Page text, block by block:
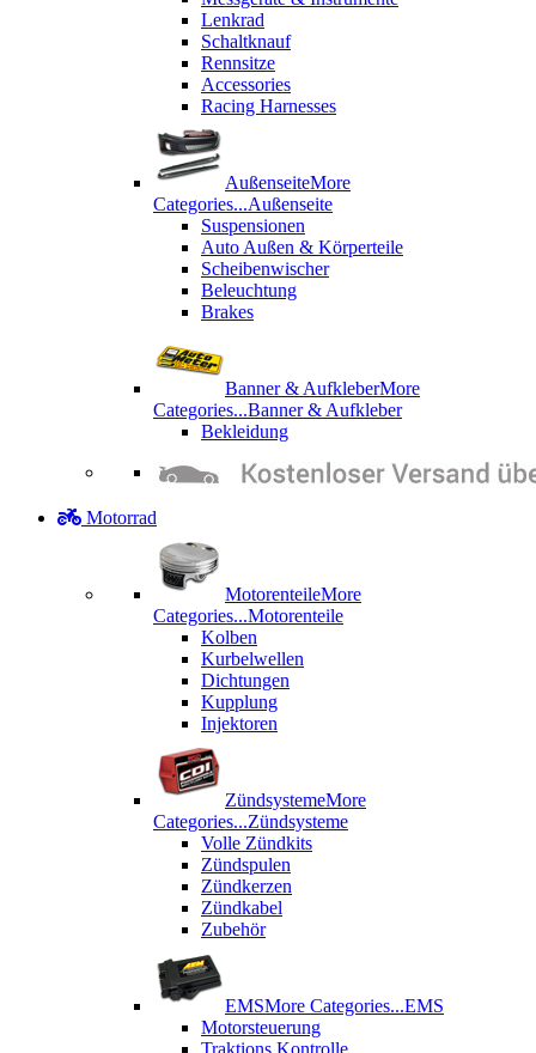
Lenkrad
Schaltknauf
Rennsitze
Accessories
Racing Harnesses
AußenseiteMore
Categories...Außenseite
Suspensionen
Auto Außen & Körperteile
Scheibenwischer
Beleuchtung
Brakes
Banner & AufkleberMore
Categories...Banner & Aufkleber
Bekleidung
Motorrad
MotorenteileMore
Categories...Motorenteile
Kolben
Kurbelwellen
Dichtungen
Kupplung
Injektoren
ZündsystemeMore
Categories...Zündsysteme
Volle Zündkits
Zündspulen
Zündkerzen
Zündkabel
Zubehör
EMSMore Categories...EMS
Motorsteuerung